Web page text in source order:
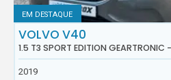
EM DESTAQUE
VOLVO V40
1.5 T3 SPORT EDITION
2019